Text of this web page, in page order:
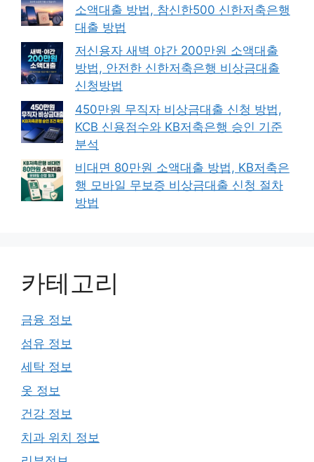
소액대출 방법, 참신한500 신한저축은행
대출 방법
저신용자 새벽 야간 200만원 소액대출
방법, 안전한 신한저축은행 비상금대출
신청방법
450만원 무직자 비상금대출 신청 방법,
KCB 신용점수와 KB저축은행 승인 기준
분석
비대면 80만원 소액대출 방법, KB저축은
행 모바일 무보증 비상금대출 신청 절차
방법
카테고리
금융 정보
섬유 정보
세탁 정보
옷 정보
건강 정보
치과 위치 정보